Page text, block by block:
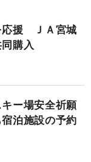
応援 ＪＡ宮城
購入
ー場安全祈願
泊施設の予約